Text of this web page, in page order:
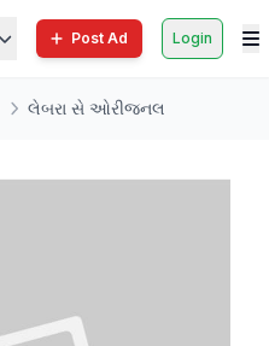
Post Ad Login
લેબરા સે ઓરીજનલ